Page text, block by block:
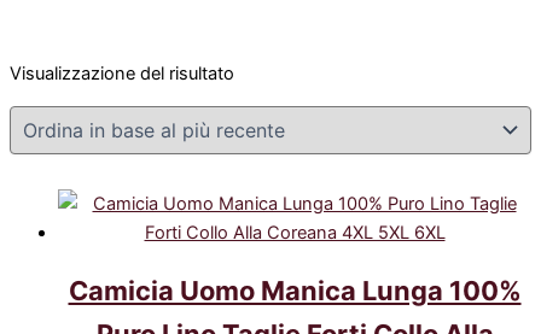
Visualizzazione del risultato
Camicia Uomo Manica Lunga 100%